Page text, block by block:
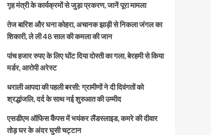
गृह मंत्री के कार्यक्रमों से जुड़ा प्रकरण, जानें पूरा मामला
तेज बारिश और घना कोहरा, अचानक झाड़ी से निकला जंगल का
शिकारी, ले ली 48 साल की कमला की जान
पांच हजार रुपए के लिए घोंट दिया दोस्ती का गला, बेरहमी से किया
मर्डर, आरोपी अरेस्ट
धराली आपदा की पहली बरसी: ग्रामीणों ने दी दिवंगतों को
श्रद्धांजलि, दर्द के साथ नई शुरुआत की उम्मीद
एसडीएम ऑफिस कैंपस में भयंकर लैंडस्लाइड, कमरे की दीवार
तोड़ घर के अंदर घुसी चट्टान